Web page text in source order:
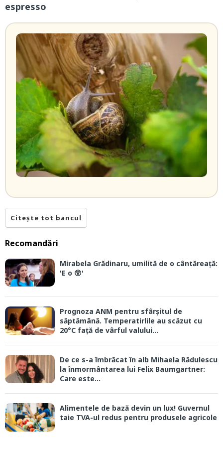
espresso
Citește tot bancul
Recomandări
Mirabela Grădinaru, umilită de o cântăreață:
'E o 😲'
Prognoza ANM pentru sfârșitul de
săptămână. Temperatirlile au scăzut cu
20°C față de vârful valului...
De ce s-a îmbrăcat în alb Mihaela Rădulescu
la înmormântarea lui Felix Baumgartner:
Care este...
Alimentele de bază devin un lux! Guvernul
taie TVA-ul redus pentru produsele agricole